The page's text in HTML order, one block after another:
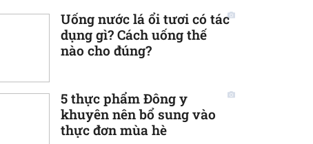
Uống nước lá ổi tươi có tác
dụng gì? Cách uống thế
nào cho đúng?
5 thực phẩm Đông y
khuyên nên bổ sung vào
thực đơn mùa hè